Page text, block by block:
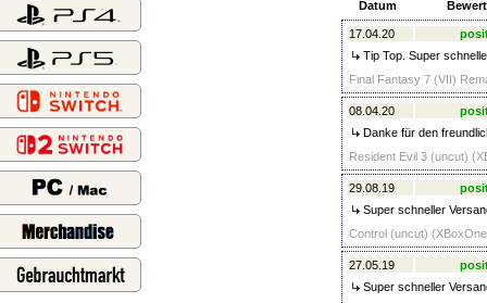
Datum
17.04.20
Tip Top. Super
Final Fantasy 7 (VII)
08.04.20
Danke für den
Resident Evil 3 (uncut)
29.08.19
Super schneller
Control (uncut)
27.05.19
Super schneller